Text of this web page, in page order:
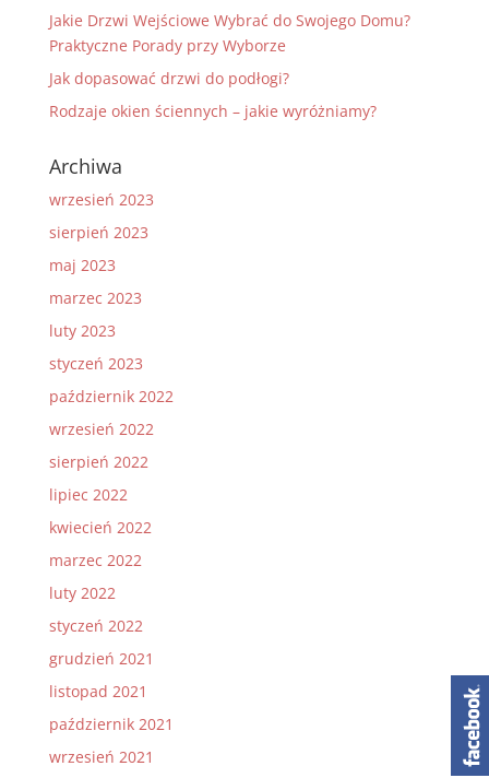
Jakie Drzwi Wejściowe Wybrać do Swojego Domu?
Praktyczne Porady przy Wyborze
Jak dopasować drzwi do podłogi?
Rodzaje okien ściennych – jakie wyróżniamy?
Archiwa
wrzesień 2023
sierpień 2023
maj 2023
marzec 2023
luty 2023
styczeń 2023
październik 2022
wrzesień 2022
sierpień 2022
lipiec 2022
kwiecień 2022
marzec 2022
luty 2022
styczeń 2022
grudzień 2021
listopad 2021
październik 2021
wrzesień 2021